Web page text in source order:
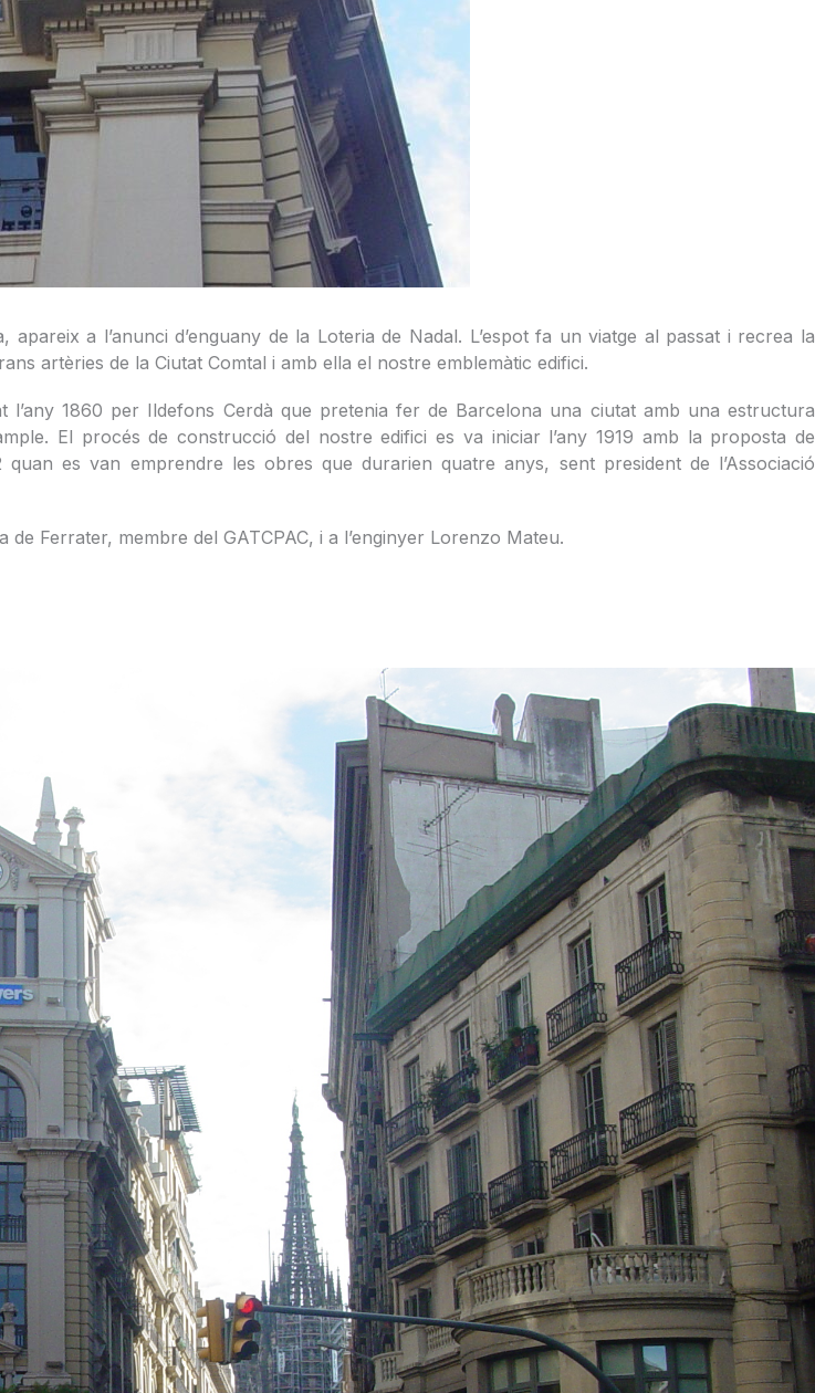
a l’anunci d’enguany de la Loteria de Nadal. L’espot fa un viatge al passat i recrea la
artèries de la Ciutat Comtal i amb ella el nostre emblemàtic edifici.
1860 per Ildefons Cerdà que pretenia fer de Barcelona una ciutat amb una estructura
El procés de construcció del nostre edifici es va iniciar l’any 1919 amb la proposta de
es van emprendre les obres que durarien quatre anys, sent president de l’Associació
Ferrater, membre del GATCPAC, i a l’enginyer Lorenzo Mateu.